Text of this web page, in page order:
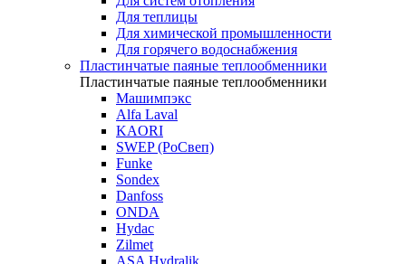
Для теплицы
Для химической промышленности
Для горячего водоснабжения
Пластинчатые паяные теплообменники
Пластинчатые паяные теплообменники
Машимпэкс
Alfa Laval
KAORI
SWEP (РоСвеп)
Funke
Sondex
Danfoss
ONDA
Hydac
Zilmet
ASA Hydralik